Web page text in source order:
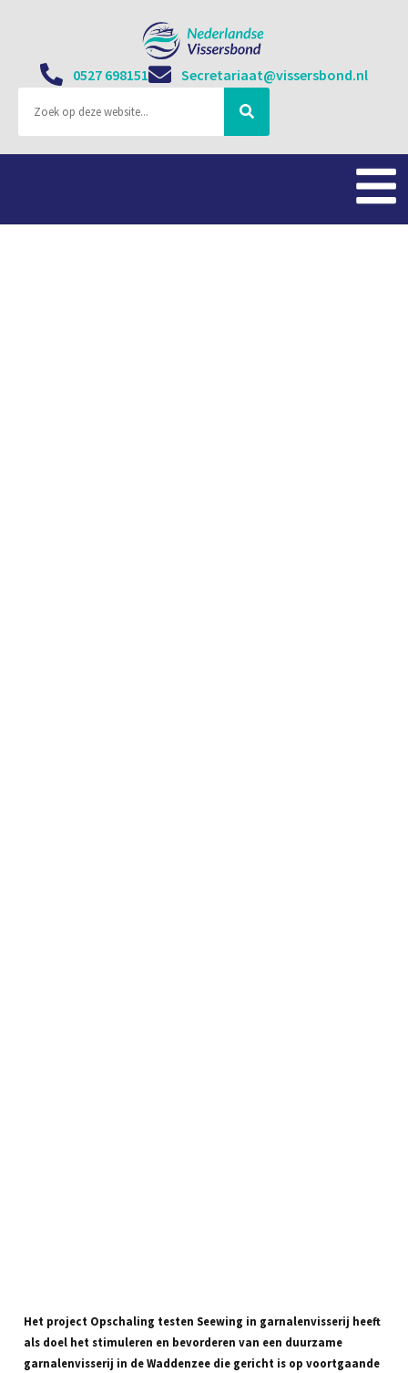
0527 698151 Secretariaat@vissersbond.nl
Het project Opschaling testen Seewing in garnalenvisserij heeft
als doel het stimuleren en bevorderen van een duurzame
garnalenvisserij in de Waddenzee die gericht is op voortgaande